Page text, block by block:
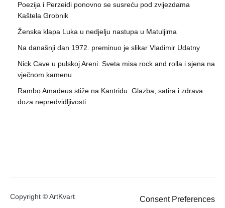
Poezija i Perzeidi ponovno se susreću pod zvijezdama
Kaštela Grobnik
Ženska klapa Luka u nedjelju nastupa u Matuljima
Na današnji dan 1972. preminuo je slikar Vladimir Udatny
Nick Cave u pulskoj Areni: Sveta misa rock and rolla i sjena na
vječnom kamenu
Rambo Amadeus stiže na Kantridu: Glazba, satira i zdrava
doza nepredvidljivosti
Copyright © ArtKvart Consent Preferences